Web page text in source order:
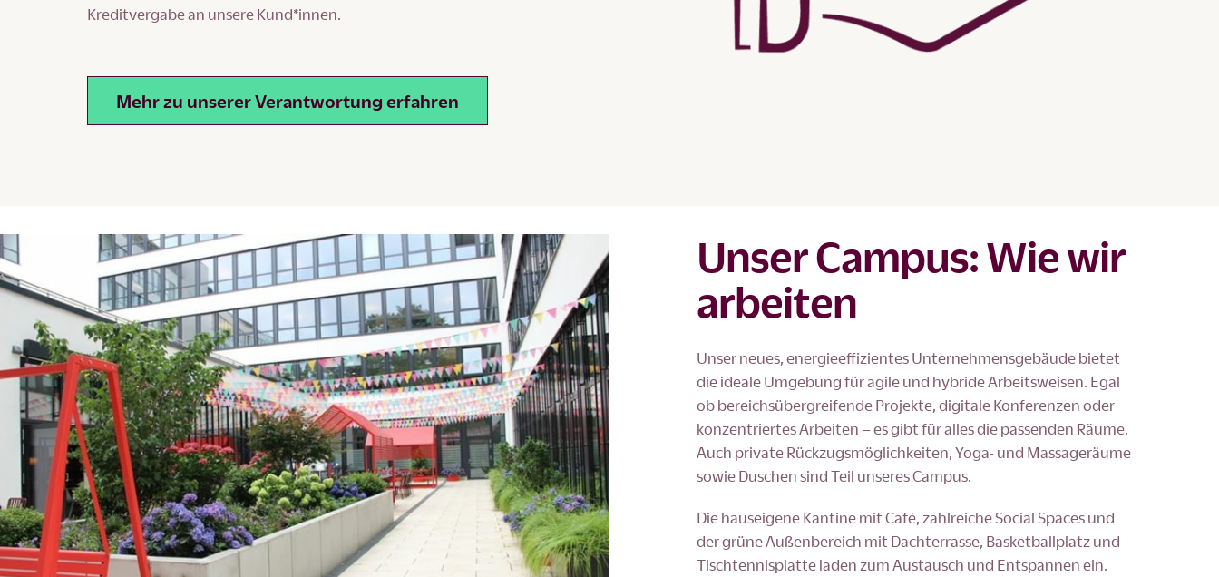
Kreditvergabe an unsere Kund*innen.
Mehr zu unserer Verantwortung erfahren
Unser Campus: Wie wir
arbeiten
Unser neues, energieeffizientes Unternehmensgebäude bietet
die ideale Umgebung für agile und hybride Arbeitsweisen. Egal
ob bereichsübergreifende Projekte, digitale Konferenzen oder
konzentriertes Arbeiten – es gibt für alles die passenden Räume.
Auch private Rückzugsmöglichkeiten, Yoga- und Massageräume
sowie Duschen sind Teil unseres Campus.
Die hauseigene Kantine mit Café, zahlreiche Social Spaces und
der grüne Außenbereich mit Dachterrasse, Basketballplatz und
Tischtennisplatte laden zum Austausch und Entspannen ein.